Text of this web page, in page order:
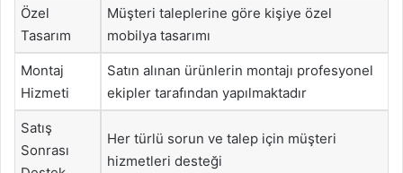
Özel
Tasarım
Müşteri taleplerine göre kişiye özel
mobilya tasarımı
Montaj
Hizmeti
Satın alınan ürünlerin montajı profesyonel
ekipler tarafından yapılmaktadır
Satış
Sonrası
Her türlü sorun ve talep için müşteri
hizmetleri desteği